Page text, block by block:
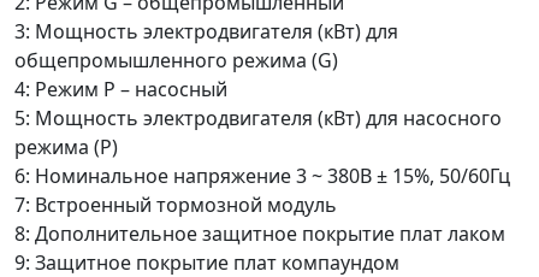
3: Мощность электродвигателя (кВт) для
общепромышленного режима (G)
4: Режим P – насосный
5: Мощность электродвигателя (кВт) для насосного
режима (P)
6: Номинальное напряжение 3 ~ 380В ± 15%, 50/60Гц
7: Встроенный тормозной модуль
8: Дополнительное защитное покрытие плат лаком
9: Защитное покрытие плат компаундом